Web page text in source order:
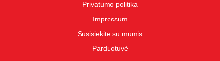
Privatumo politika
Impressum
Susisiekite su mumis
Parduotuvė